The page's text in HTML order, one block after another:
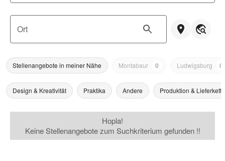
Ort
Stellenangebote in meiner Nähe Montabaur 0 Ludwigsburg 0
Design & Kreativität Praktika Andere Produktion & Lieferkette
Hopla!
Keine Stellenangebote zum Suchkriterium gefunden !!